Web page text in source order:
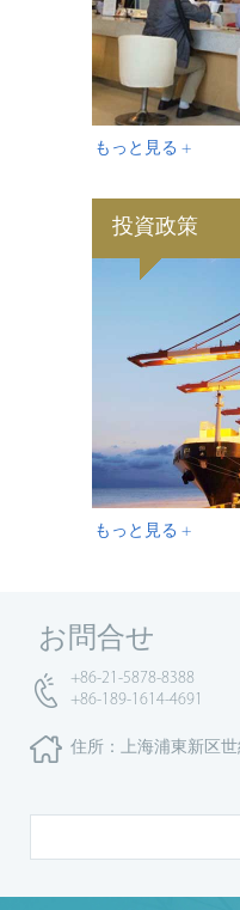
もっと見る +
投資政策
もっと見る +
お問合せ
+86-21-5878-8388
+86-189-1614-4691
住所：上海浦東新区